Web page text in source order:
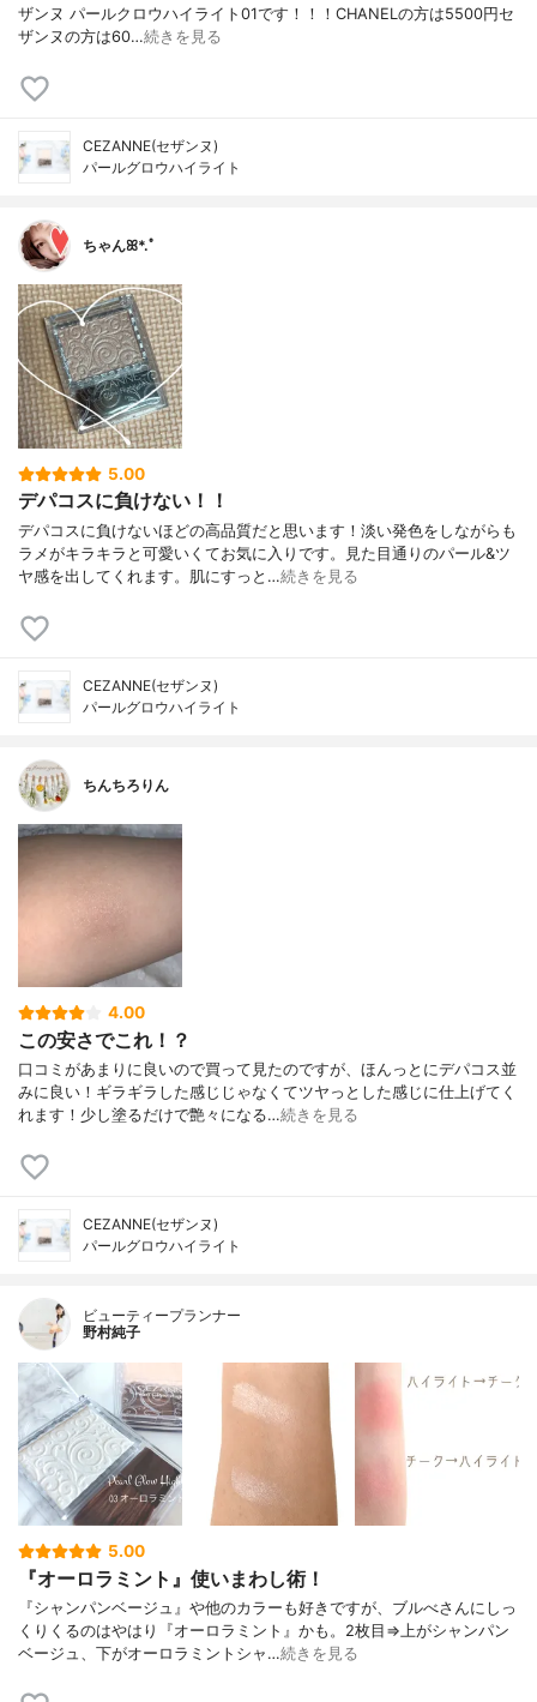
ザンヌ パールクロウハイライト01です！！！CHANELの方は5500円セ
ザンヌの方は60…続きを見る
CEZANNE(セザンヌ)
パールグロウハイライト
ちゃんꕤ*.ﾟ
5.00
デパコスに負けない！！
デパコスに負けないほどの高品質だと思います！淡い発色をしながらも
ラメがキラキラと可愛いくてお気に入りです。見た目通りのパール&ツ
ヤ感を出してくれます。肌にすっと…続きを見る
CEZANNE(セザンヌ)
パールグロウハイライト
ちんちろりん
4.00
この安さでこれ！？
口コミがあまりに良いので買って見たのですが、ほんっとにデパコス並
みに良い！ギラギラした感じじゃなくてツヤっとした感じに仕上げてく
れます！少し塗るだけで艶々になる…続きを見る
CEZANNE(セザンヌ)
パールグロウハイライト
ビューティープランナー
野村純子
5.00
『オーロラミント』使いまわし術！
『シャンパンベージュ』や他のカラーも好きですが、ブルべさんにしっ
くりくるのはやはり『オーロラミント』かも。2枚目⇒上がシャンパン
ベージュ、下がオーロラミントシャ…続きを見る